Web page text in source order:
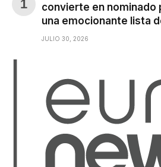
convierte en nominado
una emocionante lista
JULIO 30, 2026